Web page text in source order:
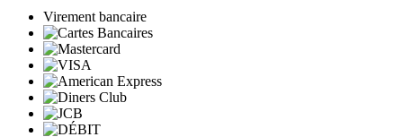
Virement bancaire